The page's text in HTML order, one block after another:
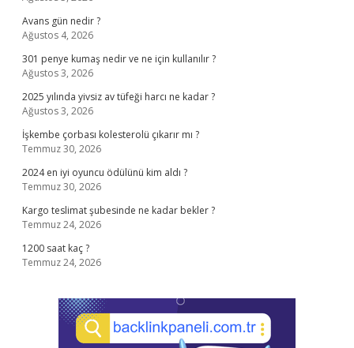
Avans gün nedir ?
Ağustos 4, 2026
301 penye kumaş nedir ve ne için kullanılır ?
Ağustos 3, 2026
2025 yılında yivsiz av tüfeği harcı ne kadar ?
Ağustos 3, 2026
İşkembe çorbası kolesterolü çıkarır mı ?
Temmuz 30, 2026
2024 en iyi oyuncu ödülünü kim aldı ?
Temmuz 30, 2026
Kargo teslimat şubesinde ne kadar bekler ?
Temmuz 24, 2026
1200 saat kaç ?
Temmuz 24, 2026